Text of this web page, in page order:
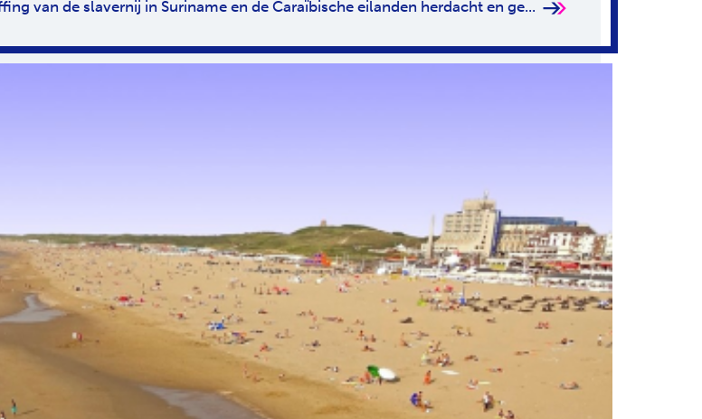
van de slavernij in Suriname en de Caraïbische eilanden herdacht en ge...